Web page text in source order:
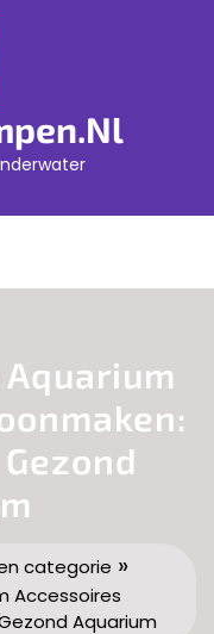
Aquarium
categorie »
Accessoires
Aquarium